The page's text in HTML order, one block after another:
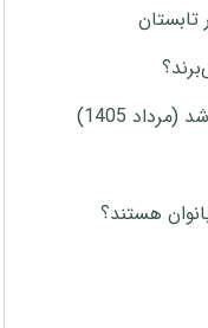
تابستان
1405)
هستند؟